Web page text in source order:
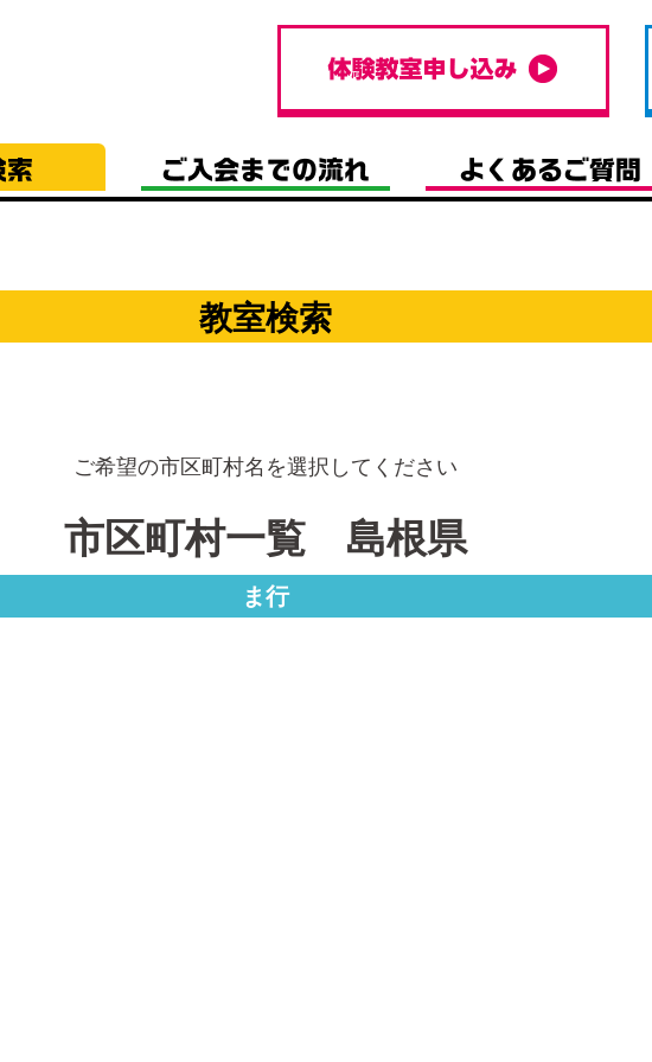
教室検索
ご希望の市区町村名を選択してください
市区町村一覧 島根県
ま行